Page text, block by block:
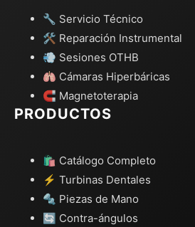
🔧 Servicio Técnico
🛠️ Reparación Instrumental
💨 Sesiones OTHB
🫁 Cámaras Hiperbáricas
🧲 Magnetoterapia
PRODUCTOS
🛍️ Catálogo Completo
⚡ Turbinas Dentales
🔩 Piezas de Mano
🔄 Contra-ángulos